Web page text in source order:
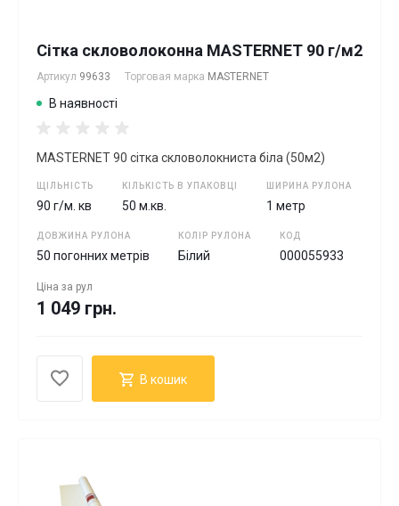
Сітка скловолоконна MASTERNET 90 г/м2
Артикул 99633 Торговая марка MASTERNET
В наявності
MASTERNET 90 сітка скловолокниста біла (50м2)
ЩІЛЬНІСТЬ
90 г/м. кв
КІЛЬКІСТЬ В УПАКОВЦІ
50 м.кв.
ШИРИНА РУЛОНА
1 метр
ДОВЖИНА РУЛОНА
50 погонних метрів
КОЛІР РУЛОНА
Білий
КОД
000055933
Ціна за рул
1 049 грн.
В кошик